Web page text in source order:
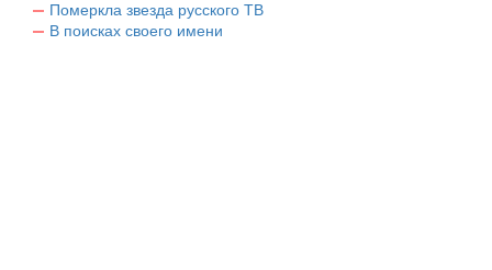
Померкла звезда русского ТВ
В поисках своего имени